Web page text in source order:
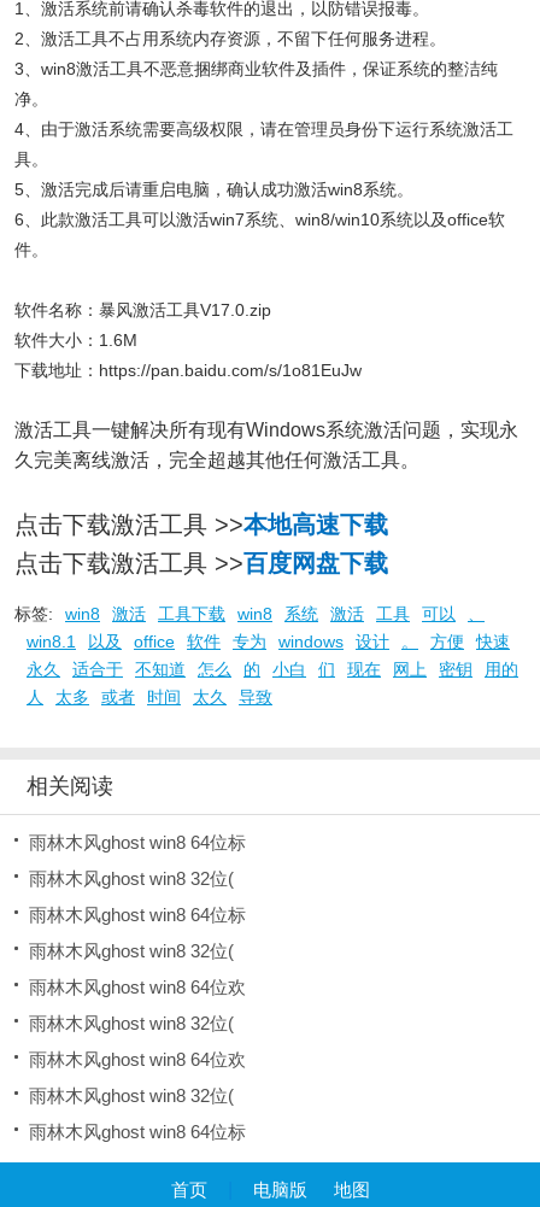
1、激活系统前请确认杀毒软件的退出，以防错误报毒。
2、激活工具不占用系统内存资源，不留下任何服务进程。
3、win8激活工具不恶意捆绑商业软件及插件，保证系统的整洁纯
净。
4、由于激活系统需要高级权限，请在管理员身份下运行系统激活工
具。
5、激活完成后请重启电脑，确认成功激活win8系统。
6、此款激活工具可以激活win7系统、win8/win10系统以及office软
件。
软件名称：暴风激活工具V17.0.zip
软件大小：1.6M
下载地址：https://pan.baidu.com/s/1o81EuJw
激活工具一键解决所有现有Windows系统激活问题，实现永
久完美离线激活，完全超越其他任何激活工具。
点击下载激活工具 >>本地高速下载
点击下载激活工具 >>百度网盘下载
标签: win8 激活 工具下载 win8 系统 激活 工具 可以
win8.1
以及 office 软件 专为 windows 设计 。 方便
快速
永久
适合于 不知道 怎么 的 小白 们 现在 网上 密钥
用的
人
太多 或者 时间 太久 导致
相关阅读
雨林木风ghost win8 64位标
雨林木风ghost win8 32位(
雨林木风ghost win8 64位标
雨林木风ghost win8 32位(
雨林木风ghost win8 64位欢
雨林木风ghost win8 32位(
雨林木风ghost win8 64位欢
雨林木风ghost win8 32位(
雨林木风ghost win8 64位标
首页 电脑版 地图